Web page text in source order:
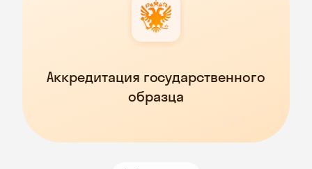
Аккредитация государственного
образца